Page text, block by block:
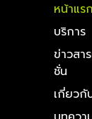
หน้าแรก
บริการ
ข่าวสา
ชั่น
เกี่ยวกั